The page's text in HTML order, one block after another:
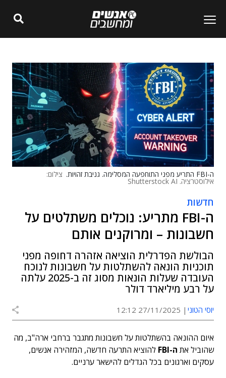
ה-FBI התריע מפני התוחפעה המסלימה. גניבת זהויות. צילום:
אילוסטרציה. Shutterstock AI
חדשות
ה-FBI מתריע: נוכלים משתלטים על
חשבונות – ומרוקנים אותם
הבולשת הפדרלית הוציאה אזהרה דחופה מפני
תוכניות הונאה להשתלטות על חשבונות לנוכח
העובדה שעלות הונאות מסוג זה ב-2025 עלתה
על רבע מיליארד דולר
יוסי הטוני 27/11/2025 12:12
איום ההונאה בהשתלטות על חשבונות מתגבר ברחבי ארה"ב, מה
שהוביל את ה-FBI
להוציא התרעה חדשה, המזהירה אנשים,
עסקים וארגונים בכל הגדלים להישאר ערניים.